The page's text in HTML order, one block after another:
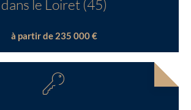
dans le Loiret (45)
à partir de 235 000 €